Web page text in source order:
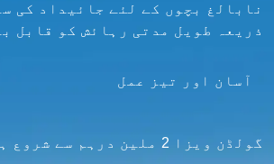
نابالغ بچوں کے لئے جائیداد کی
ذریعہ طویل مدتی رہائش کو قابل
آسان اور تیز عمل
گولڈن ویزا 2 ملین درہم سے شروع ہوتا ہے۔